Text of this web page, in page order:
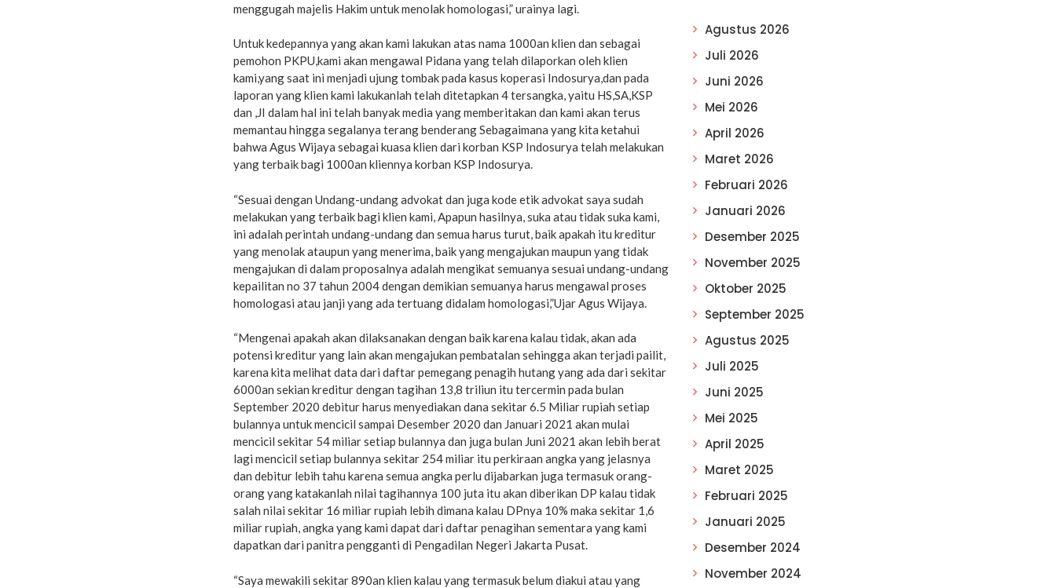
menggugah majelis Hakim untuk menolak homologasi,” urainya lagi.
Untuk kedepannya yang akan kami lakukan atas nama 1000an klien dan sebagai
pemohon PKPU,kami akan mengawal Pidana yang telah dilaporkan oleh klien
kami,yang saat ini menjadi ujung tombak pada kasus koperasi Indosurya,dan pada
laporan yang klien kami lakukanlah telah ditetapkan 4 tersangka, yaitu HS,SA,KSP
dan ,JI dalam hal ini telah banyak media yang memberitakan dan kami akan terus
memantau hingga segalanya terang benderang Sebagaimana yang kita ketahui
bahwa Agus Wijaya sebagai kuasa klien dari korban KSP Indosurya telah melakukan
yang terbaik bagi 1000an kliennya korban KSP Indosurya.
“Sesuai dengan Undang-undang advokat dan juga kode etik advokat saya sudah
melakukan yang terbaik bagi klien kami, Apapun hasilnya, suka atau tidak suka kami,
ini adalah perintah undang-undang dan semua harus turut, baik apakah itu kreditur
yang menolak ataupun yang menerima, baik yang mengajukan maupun yang tidak
mengajukan di dalam proposalnya adalah mengikat semuanya sesuai undang-undang
kepailitan no 37 tahun 2004 dengan demikian semuanya harus mengawal proses
homologasi atau janji yang ada tertuang didalam homologasi,”Ujar Agus Wijaya.
“Mengenai apakah akan dilaksanakan dengan baik karena kalau tidak, akan ada
potensi kreditur yang lain akan mengajukan pembatalan sehingga akan terjadi pailit,
karena kita melihat data dari daftar pemegang penagih hutang yang ada dari sekitar
6000an sekian kreditur dengan tagihan 13,8 triliun itu tercermin pada bulan
September 2020 debitur harus menyediakan dana sekitar 6.5 Miliar rupiah setiap
bulannya untuk mencicil sampai Desember 2020 dan Januari 2021 akan mulai
mencicil sekitar 54 miliar setiap bulannya dan juga bulan Juni 2021 akan lebih berat
lagi mencicil setiap bulannya sekitar 254 miliar itu perkiraan angka yang jelasnya
dan debitur lebih tahu karena semua angka perlu dijabarkan juga termasuk orang-
orang yang katakanlah nilai tagihannya 100 juta itu akan diberikan DP kalau tidak
salah nilai sekitar 16 miliar rupiah lebih dimana kalau DPnya 10% maka sekitar 1,6
miliar rupiah, angka yang kami dapat dari daftar penagihan sementara yang kami
dapatkan dari panitra pengganti di Pengadilan Negeri Jakarta Pusat.
“Saya mewakili sekitar 890an klien kalau yang termasuk belum diakui atau yang
Agustus 2026
Juli 2026
Juni 2026
Mei 2026
April 2026
Maret 2026
Februari 2026
Januari 2026
Desember 2025
November 2025
Oktober 2025
September 2025
Agustus 2025
Juli 2025
Juni 2025
Mei 2025
April 2025
Maret 2025
Februari 2025
Januari 2025
Desember 2024
November 2024